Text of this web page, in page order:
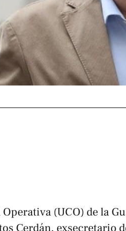
(UCO) de la
Cerdán, exsecretario